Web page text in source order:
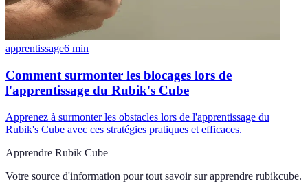
apprentissage6 min
Comment surmonter les blocages lors de
l'apprentissage du Rubik's Cube
Apprenez à surmonter les obstacles lors de l'apprentissage du
Rubik's Cube avec ces stratégies pratiques et efficaces.
Apprendre Rubik Cube
Votre source d'information pour tout savoir sur apprendre rubikcube.